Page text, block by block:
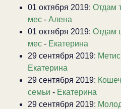
01 октября 2019: Отдам
мес - Алена
01 октября 2019: Отдам
мес - Екатерина
29 сентября 2019:
Екатерина
29 сентября 2019:
семьи - Екатерина
29 сентября 2019: